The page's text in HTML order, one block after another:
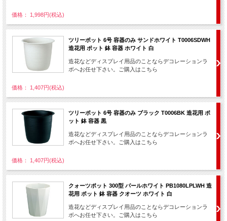
価格： 1,998円(税込)
ツリーポット 6号 容器のみ サンドホワイト T0006SDWH
造花用 ポット 鉢 容器 ホワイト 白
造花などディスプレイ用品のことならデコレーションラ
ボへお任せ下さい。ご購入はこちら
価格： 1,407円(税込)
ツリーポット 6号 容器のみ ブラック T0006BK 造花用 ポ
ット 鉢 容器 黒
造花などディスプレイ用品のことならデコレーションラ
ボへお任せ下さい。ご購入はこちら
価格： 1,407円(税込)
クォーツポット 300型 パールホワイト PB1080LPLWH 造
花用 ポット 鉢 容器 クオーツ ホワイト 白
造花などディスプレイ用品のことならデコレーションラ
ボへお任せ下さい。ご購入はこちら